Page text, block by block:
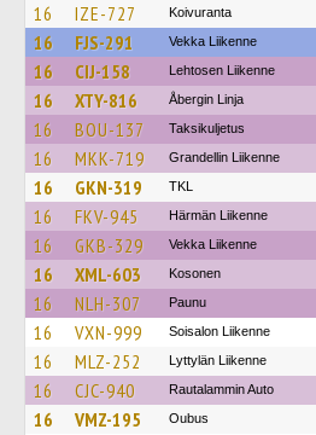
16 IZE-727 Koivuranta
16 FJS-291 Vekka Liikenne
16 CIJ-158 Lehtosen Liikenne
16 XTY-816 Åbergin Linja
16 BOU-137 Taksikuljetus
16 MKK-719 Grandellin Liikenne
16 GKN-319 TKL
16 FKV-945 Härmän Liikenne
16 GKB-329 Vekka Liikenne
16 XML-603 Kosonen
16 NLH-307 Paunu
16 VXN-999 Soisalon Liikenne
16 MLZ-252 Lyttylän Liikenne
16 CJC-940 Rautalammin Auto
16 VMZ-195 Oubus